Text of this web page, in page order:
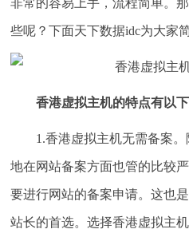
些呢？下面天下数据idc为大家
香港虚拟主机的特点有以下
1.香港虚拟主机无需备案
地在网站备案方面也管的比较
要进行网站的备案申请。这也
站长的首选。选择香港虚拟主